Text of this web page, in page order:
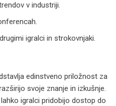
v industriji.
igralci in strokovnjaki.
edinstveno priložnost za
svoje znanje in izkušnje.
igralci pridobijo dostop do